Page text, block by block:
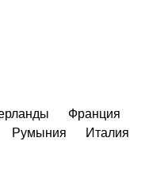
Франция
Румыния
Италия